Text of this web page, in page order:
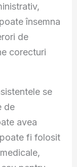
însemna
de
corecturi
se
de
avea
fi folosit